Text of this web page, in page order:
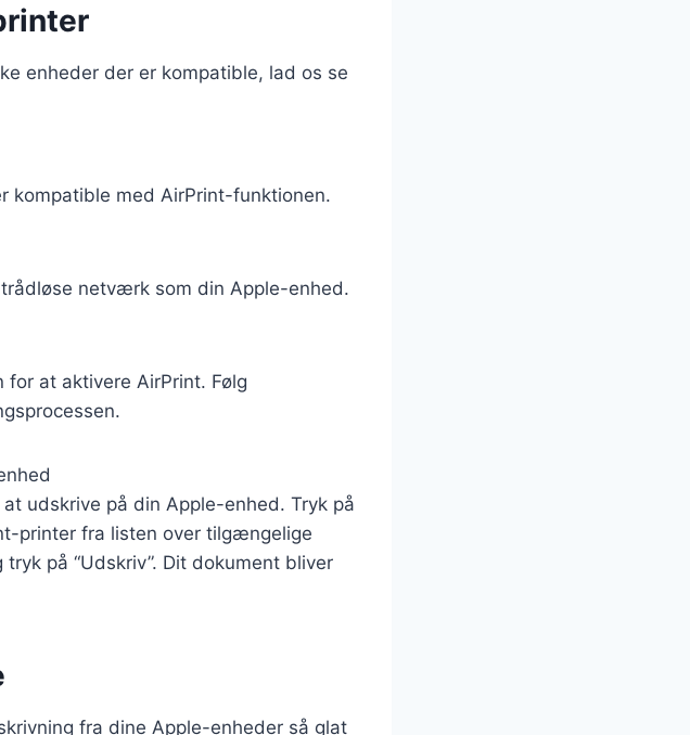
enheder der er kompatible, lad os se
kompatible med AirPrint-funktionen.
netværk som din Apple-enhed.
at aktivere AirPrint. Følg
udskrive på din Apple-enhed. Tryk på
printer fra listen over tilgængelige
tryk på “Udskriv”. Dit dokument bliver
fra dine Apple-enheder så glat